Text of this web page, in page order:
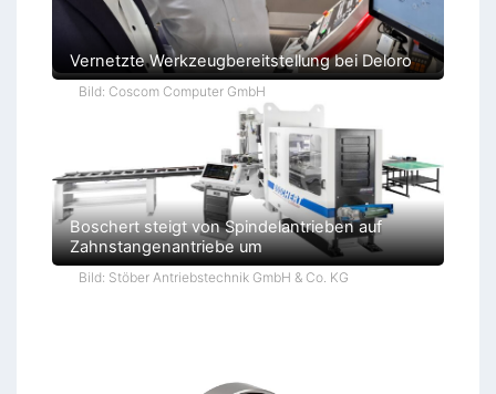
Vernetzte Werkzeugbereitstellung bei Deloro
Bild: Coscom Computer GmbH
Boschert steigt von Spindelantrieben auf
Zahnstangenantriebe um
Bild: Stöber Antriebstechnik GmbH & Co. KG